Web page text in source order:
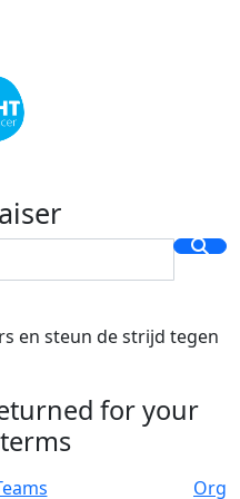
en steun de strijd tegen
for your
Org